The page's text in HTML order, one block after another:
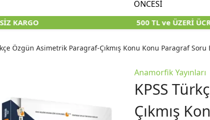
11. SINIF
KARA KUTU KİTAPLARI
TYT
KARA
EĞİTİM BİLİMLERİ
KARA KUTU KİTAPLARI
KARA
6. SINIF (İOKBS)
KARA KUTU KİTAPLARI
ÖNCESİ
KARGO 500 TL ve ÜZERİ
Özgün Asimetrik Paragraf-Çıkmış Konu Konu Paragraf
Anamorfik Yayınları
KPSS
Çıkmış